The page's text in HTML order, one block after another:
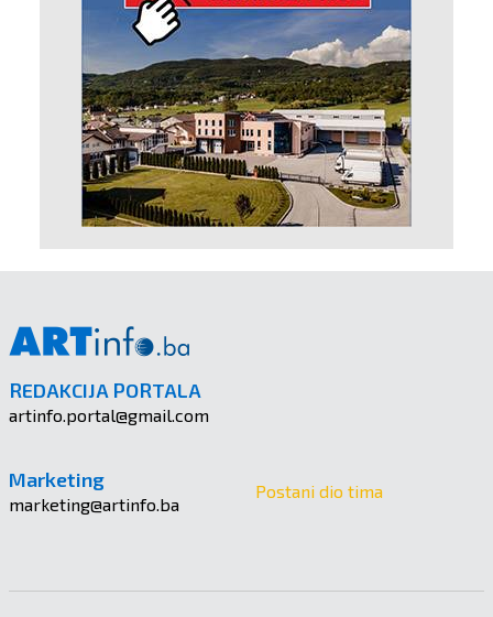
REDAKCIJA PORTALA
artinfo.portal@gmail.com
Marketing
marketing@artinfo.ba
Postani dio tima